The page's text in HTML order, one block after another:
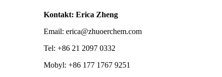
Kontakt: Erica Zheng
Email: erica@zhuoerchem.com
Tel: +86 21 2097 0332
Mobyl: +86 177 1767 9251